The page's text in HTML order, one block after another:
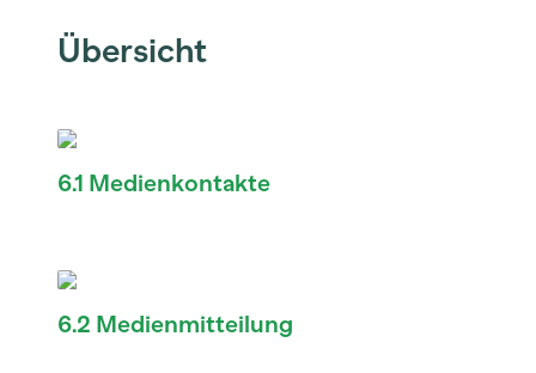
Übersicht
6.1 Medienkontakte
6.2 Medienmitteilung